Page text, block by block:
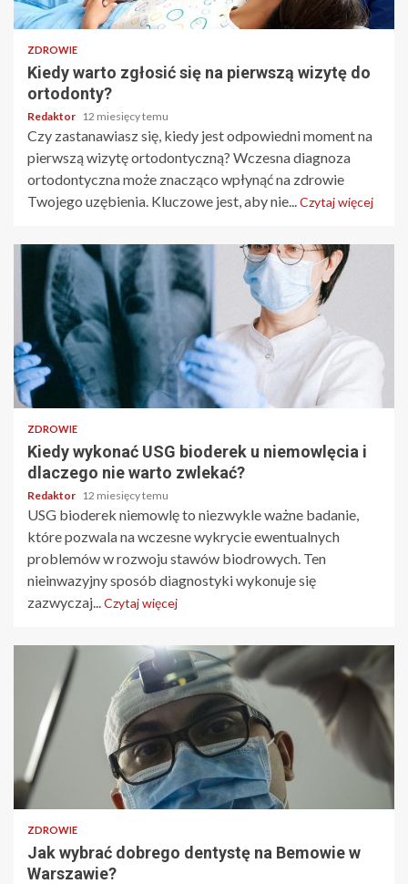
3 min odczytu
ZDROWIE
Kiedy warto zgłosić się na pierwszą wizytę do
ortodonty?
Redaktor 12 miesięcy temu
Czy zastanawiasz się, kiedy jest odpowiedni moment na
pierwszą wizytę ortodontyczną? Wczesna diagnoza
ortodontyczna może znacząco wpłynąć na zdrowie
Twojego uzębienia. Kluczowe jest, aby nie...Czytaj więcej
3 min odczytu
ZDROWIE
Kiedy wykonać USG bioderek u niemowlęcia i
dlaczego nie warto zwlekać?
Redaktor 12 miesięcy temu
USG bioderek niemowlę to niezwykle ważne badanie,
które pozwala na wczesne wykrycie ewentualnych
problemów w rozwoju stawów biodrowych. Ten
nieinwazyjny sposób diagnostyki wykonuje się
zazwyczaj...Czytaj więcej
4 min odczytu
ZDROWIE
Jak wybrać dobrego dentystę na Bemowie w
Warszawie?